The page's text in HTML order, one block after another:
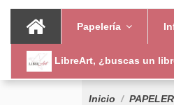
Papelería
LibreArt, ¿buscas un
Inicio